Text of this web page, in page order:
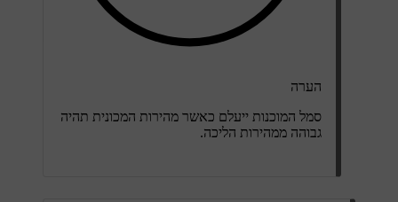
הערה
סמל המוכנות ייעלם כאשר מהירות המכונית תהיה
גבוהה ממהירות הליכה.